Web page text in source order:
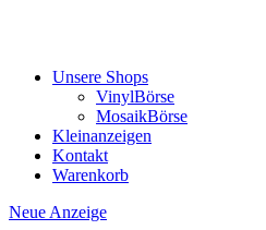
Unsere Shops
VinylBörse
MosaikBörse
Kleinanzeigen
Kontakt
Warenkorb
Neue Anzeige